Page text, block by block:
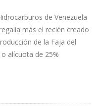
de Venezuela
más el recién creado
de la Faja del
alícuota de 25%